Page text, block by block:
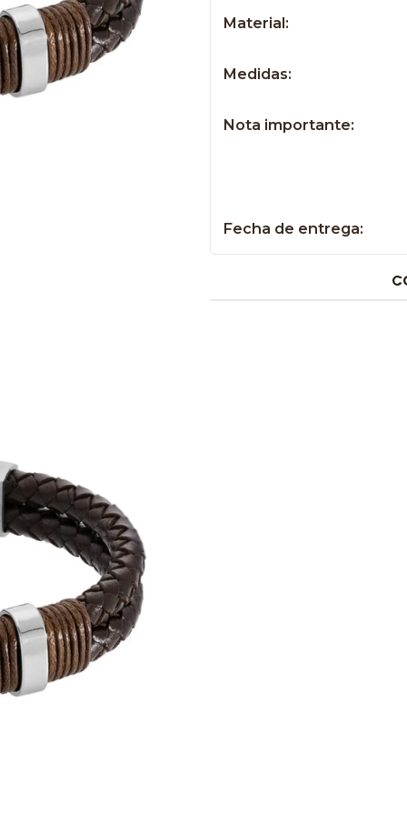
Material:
Medidas:
Nota importante:
Fecha de entrega: